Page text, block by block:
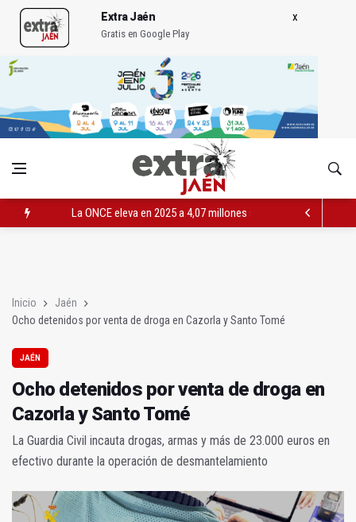
Extra Jaén
Gratis en Google Play
La ONCE eleva en 2025 a 4,07 millones su inversión social en
Inicio
Jaén
Ocho detenidos por venta de droga en Cazorla y Santo Tomé
JAÉN
Ocho detenidos por venta de droga en
Cazorla y Santo Tomé
La Guardia Civil incauta drogas, armas y más de 23.000 euros en
efectivo durante la operación de desmantelamiento